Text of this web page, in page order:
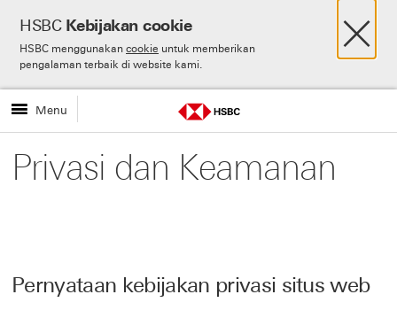
HSBC Kebijakan cookie
HSBC menggunakan cookie untuk memberikan
pengalaman terbaik di website kami.
×
Skip to: Main content Language selector
Menu
Privasi dan Keamanan
Pernyataan kebijakan privasi situs web